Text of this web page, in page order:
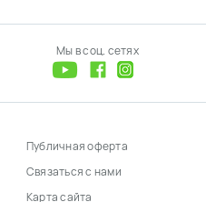
Мы в соц. сетях
Публичная оферта
Связаться с нами
Карта сайта